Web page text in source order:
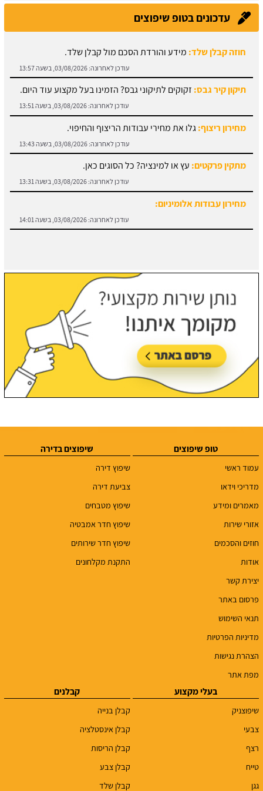
עדכונים בטופ שיפוצים
תיקון קיר גבס:זקוקים לתיקוני גבס? הזמינו בעל מקצוע עוד היום.
עודכן לאחרונה:03/08/2026, בשעה 13:51
מחירון ריצוף:גלו את מחירי עבודות הריצוף והחיפוי.
עודכן לאחרונה: 03/08/2026, בשעה 13:43
מתקין פרקטים:עץ או למינציה? כל הסוגים כאן.
עודכן לאחרונה:03/08/2026, בשעה 13:31
מחירון עבודות אלומיניום:
עודכן לאחרונה: 03/08/2026, בשעה 14:01
חוזה קבלן שלד:מידע והורדת הסכם מול קבלן שלד.
עודכן לאחרונה: 03/08/2026, בשעה 13:57
טופ שיפוצים
עמוד ראשי
מדריכי וידאו
מאמרים ומידע
אזורי שירות
חוזים והסכמים
אודות
יצירת קשר
פרסום באתר
תנאי השימוש
מדיניות הפרטיות
הצהרת נגישות
מפת אתר
שיפוצים בדירה
שיפוץ דירה
צביעת דירה
שיפוץ מטבחים
שיפוץ חדר אמבטיה
שיפוץ חדר שירותים
התקנת מקלחונים
בעלי מקצוע
שיפוצניק
צבעי
רצף
טייח
גגן
קבלנים
קבלן בנייה
קבלן אינסטלציה
קבלן הריסות
קבלן צבע
קבלן שלד